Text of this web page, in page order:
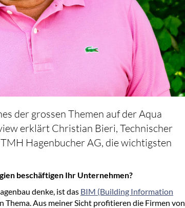
der grossen Themen auf der Aqua
erklärt Christian Bieri, Technischer
Hagenbucher AG, die wichtigsten
beschäftigen Ihr Unternehmen?
denke, ist das BIM (Building Information
Thema. Aus meiner Sicht profitieren die Firmen von